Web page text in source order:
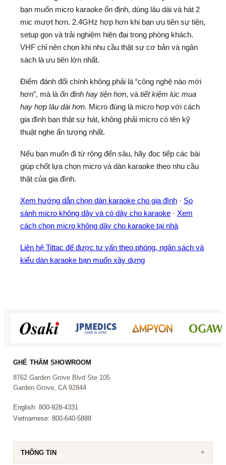
bạn muốn micro karaoke ổn định, dùng lâu dài và hát 2
mic mượt hơn. 2.4GHz hợp hơn khi bạn ưu tiên sự tiện,
setup gọn và trải nghiệm hiện đại trong phòng khách.
VHF chỉ nên chọn khi nhu cầu thật sự cơ bản và ngân
sách là ưu tiên lớn nhất.
Điểm đánh đổi chính không phải là “công nghệ nào mới
hơn”, mà là ổn định hay tiện hơn, và tiết kiệm lúc mua
hay hợp lâu dài hơn. Micro đúng là micro hợp với cách
gia đình bạn thật sự hát, không phải micro có tên kỹ
thuật nghe ấn tượng nhất.
Nếu bạn muốn đi từ rộng đến sâu, hãy đọc tiếp các bài
giúp chốt lựa chọn micro và dàn karaoke theo nhu cầu
thật của gia đình.
Xem hướng dẫn chọn dàn karaoke cho gia đình · So
sánh micro không dây và có dây cho karaoke · Xem
cách chọn micro không dây cho karaoke tại nhà
Liên hệ Tittac để được tư vấn theo phòng, ngân sách và
kiểu dàn karaoke bạn muốn xây dựng
GHÉ THĂM SHOWROOM
8762 Garden Grove Blvd Ste 105
Garden Grove, CA 92844
English: 800-928-4331
Vietnamese: 800-640-5888
THÔNG TIN